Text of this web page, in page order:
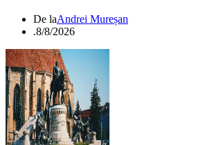
De laAndrei Mureșan
.8/8/2026